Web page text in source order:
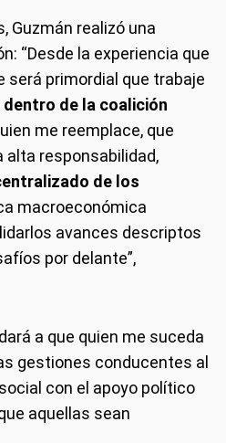
Guzmán realizó una
“Desde la experiencia que
será primordial que trabaje
de la coalición
me reemplace, que
alta responsabilidad,
de los
macroeconómica
avances descriptos
por delante”,
a que quien me suceda
gestiones conducentes al
con el apoyo político
aquellas sean